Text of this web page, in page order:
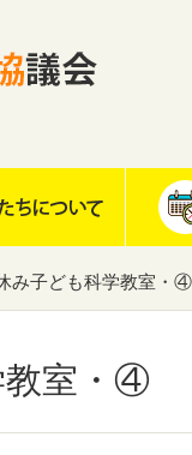
み子ども科学教室・④
教室・④